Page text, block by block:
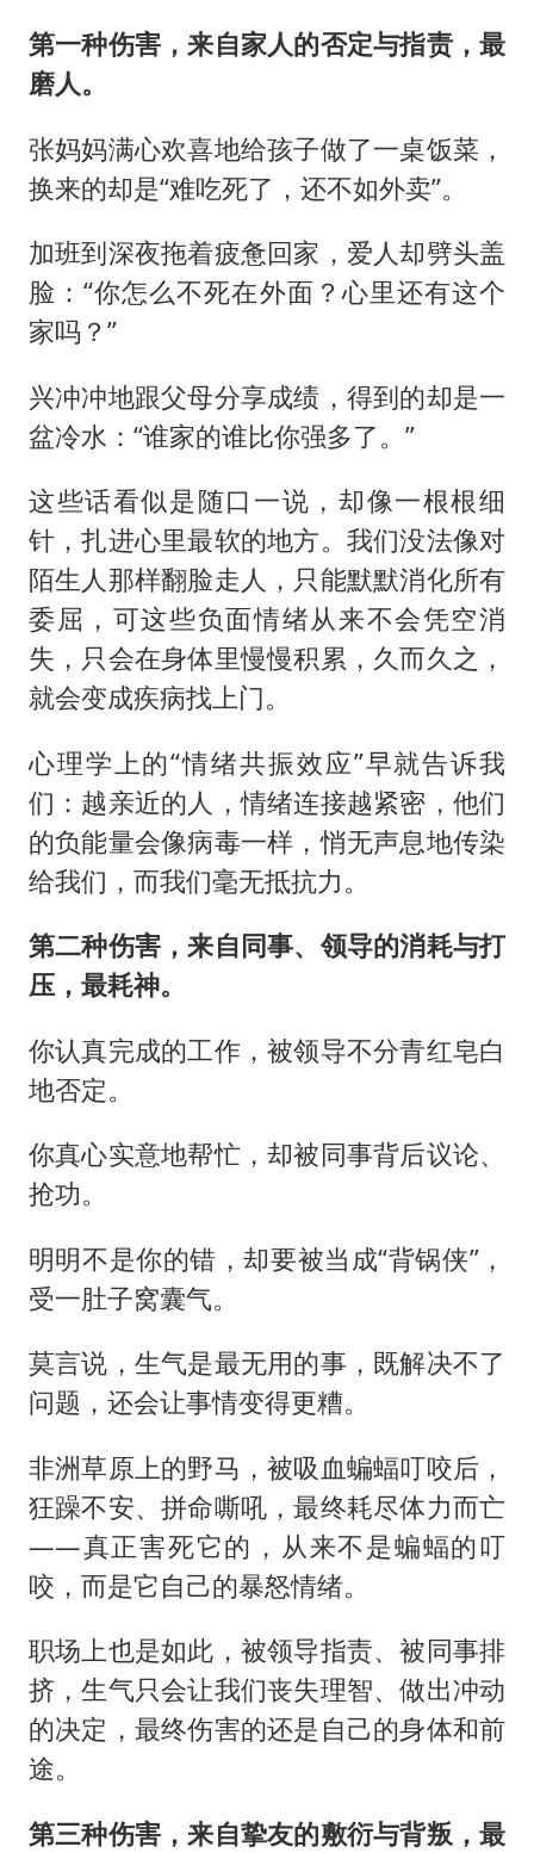
第一种伤害，来自家人的否定与指责，最
磨人。
张妈妈满心欢喜地给孩子做了一桌饭菜，
换来的却是“难吃死了，还不如外卖”。
加班到深夜拖着疲惫回家，爱人却劈头盖
脸：“你怎么不死在外面？心里还有这个
家吗？”
兴冲冲地跟父母分享成绩，得到的却是一
盆冷水：“谁家的谁比你强多了。”
这些话看似是随口一说，却像一根根细
针，扎进心里最软的地方。我们没法像对
陌生人那样翻脸走人，只能默默消化所有
委屈，可这些负面情绪从来不会凭空消
失，只会在身体里慢慢积累，久而久之，
就会变成疾病找上门。
心理学上的“情绪共振效应”早就告诉我
们：越亲近的人，情绪连接越紧密，他们
的负能量会像病毒一样，悄无声息地传染
给我们，而我们毫无抵抗力。
第二种伤害，来自同事、领导的消耗与打
压，最耗神。
你认真完成的工作，被领导不分青红皂白
地否定。
你真心实意地帮忙，却被同事背后议论、
抢功。
明明不是你的错，却要被当成“背锅侠”，
受一肚子窝囊气。
莫言说，生气是最无用的事，既解决不了
问题，还会让事情变得更糟。
非洲草原上的野马，被吸血蝙蝠叮咬后，
狂躁不安、拼命嘶吼，最终耗尽体力而亡
——真正害死它的，从来不是蝙蝠的叮
咬，而是它自己的暴怒情绪。
职场上也是如此，被领导指责、被同事排
挤，生气只会让我们丧失理智、做出冲动
的决定，最终伤害的还是自己的身体和前
途。
第三种伤害，来自挚友的敷衍与背叛，最